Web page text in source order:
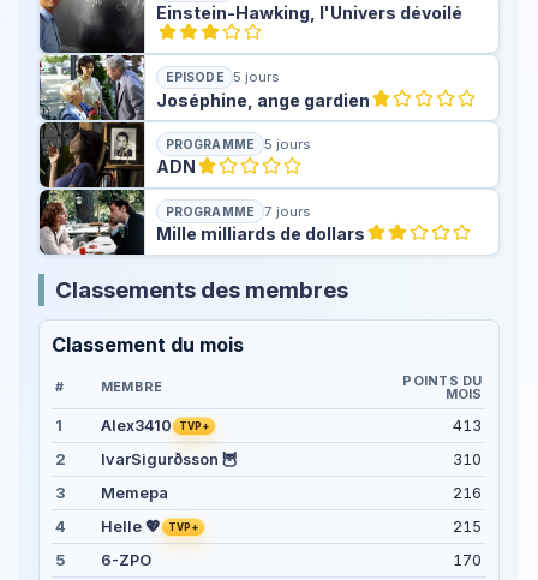
Einstein-Hawking, l'Univers dévoilé
EPISODE 5 jours
Joséphine, ange gardien
PROGRAMME 5 jours
ADN
PROGRAMME 7 jours
Mille milliards de dollars
Classements des membres
Classement du mois
# MEMBRE POINTS DU
MOIS
1 Alex3410 TVP+
413
2
IvarSigurðsson 🦉
310
3
Memepa
216
4
Helle 💖 TVP+
215
5
6-ZPO
170